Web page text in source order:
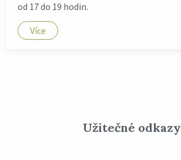
od 17 do 19 hodin.
Více
Užitečné odkazy